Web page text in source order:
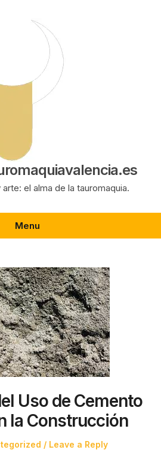
el alma de la tauromaquia.
Menu
Uso de Cemento
la Construcción
Leave a Reply